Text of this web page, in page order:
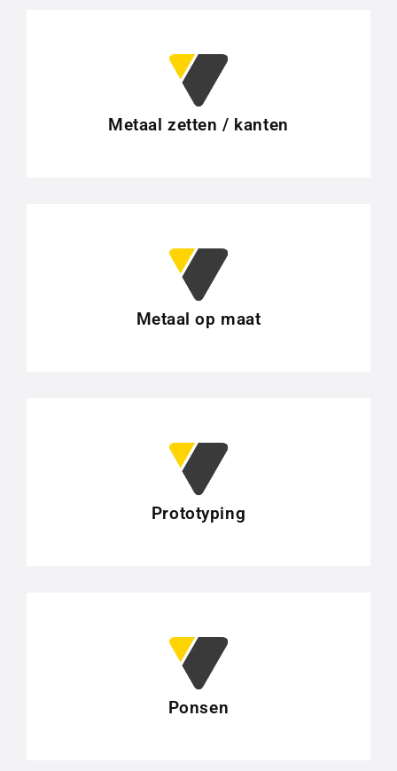
Metaal zetten / kanten
Metaal op maat
Prototyping
Ponsen